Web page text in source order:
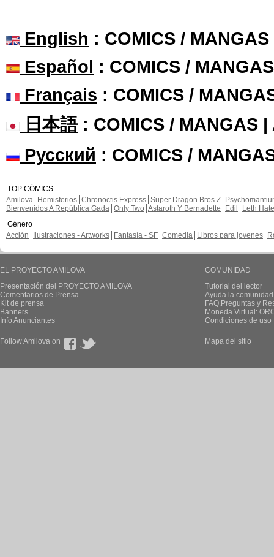
English : COMICS /
Español : COMICS /
Français : COMICS /
日本語: COMICS / MANGAS |
Русский : COMICS /
TOP CÓMICS
Amilova
Hemisferios Chronoctis Express Super Dragon Bros Z
Bienvenidos A República Gada Only Two Astaroth Y Bernadette Edil
Leth Hate
Género
Acción
Ilustraciones - Artworks Fantasía - SF Comedia Libros para jovenes
EL PROYECTO AMILOVA
Presentación del PROYECTO AMILOVA
Comentarios de Prensa
Kit de prensa
Banners
Info Anunciantes
COMUNIDAD
Tutorial del lector
Ayuda la
FAQ.Preguntas y
Moneda Virtual:
Condiciones de uso
Follow Amilova on Mapa del sitio